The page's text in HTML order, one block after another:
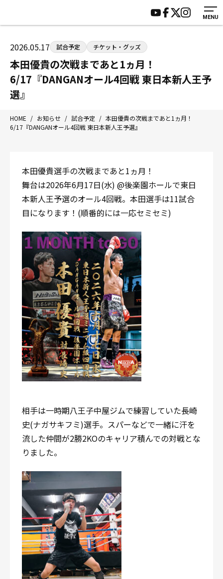
MENU
〒192-0072 東京都八王子市南町3-8 第2原嶋ビル1F
Tel/Fax：042-622-7222
営業時間：月〜土 14:00〜22:00 / 日・祝 14:00〜19:00
HOME
ジムについて
トレーニング
アマ・スパー各大会・キッズ
見学・1日体験
施設紹介
アクセス
会員様の声
よくあるご質問
お問い合わせ
2026.05.17 試合予定 チケット・グッズ
本田優貴の次戦まであと1ヵ月！
6/17『DANGANオール4回戦 東日本新人王予
選』
HOME / お知らせ / 試合予定 / 本田優貴の次戦まであと1ヵ月！
6/17『DANGANオール4回戦 東日本新人王予選』
本田優貴選手の次戦まであと1ヵ月！
舞台は2026年6月17日(水) @後楽園ホールで東日
本新人王予選のオール4回戦。本田選手は11試合
目になります！(順番的には一応セミセミ)
相手は一時期八王子中屋ジムで練習していた長崎
史(ナガサキフミ)選手。スパーなどで一緒に汗を
流した仲間が2勝2KOのキャリア積んでの対戦とな
りました。